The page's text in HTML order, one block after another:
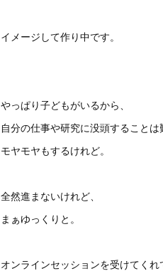
イメージして作り中です。
やっぱり子どもがいるから、
自分の仕事や研究に没頭することは
モヤモヤもするけれど。
全然進まないけれど、
まぁゆっくりと。
オンラインセッションを受けてく